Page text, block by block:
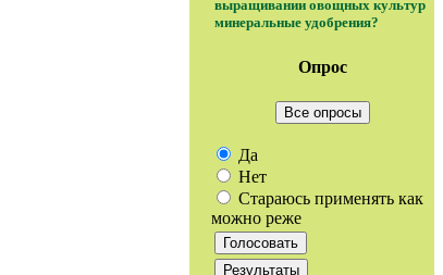
выращивании овощных культур
минеральные удобрения?
Опрос
Все опросы
Да
Нет
Стараюсь применять как
можно реже